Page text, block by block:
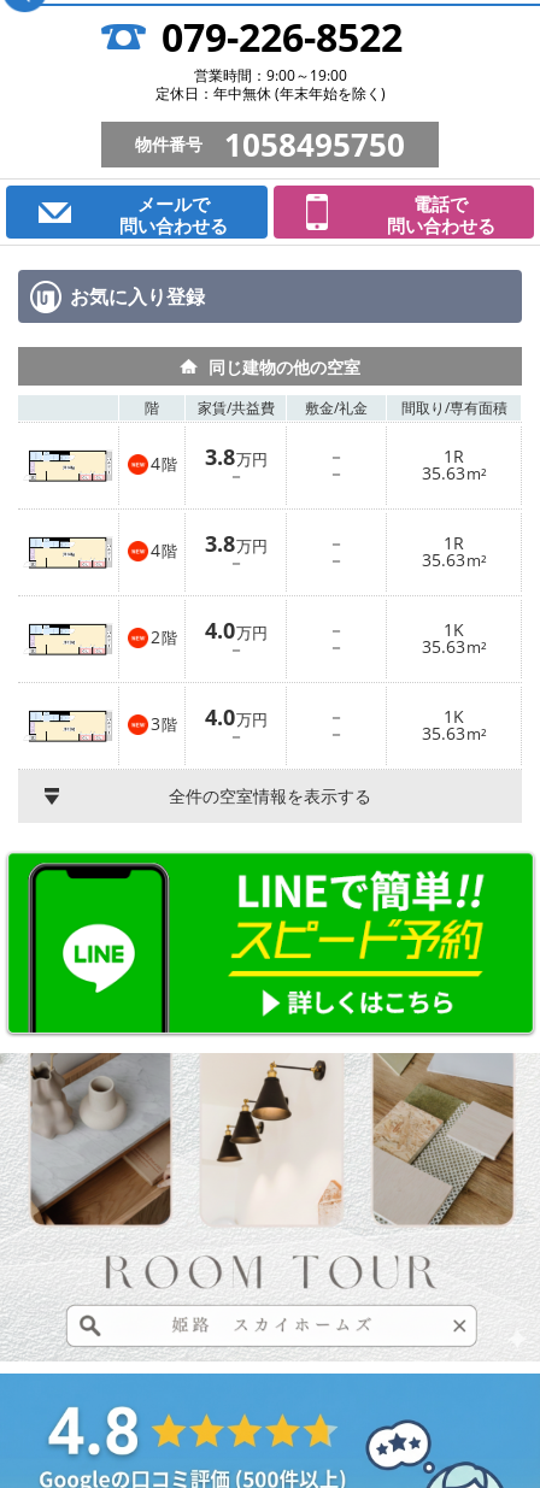
079-226-8522
営業時間：9:00～19:00
定休日：年中無休 (年末年始を除く)
物件番号 1058495750
メールで
問い合わせる
電話で
問い合わせる
お気に入り登録
同じ建物の他の空室
階 家賃/共益費 敷金/礼金 間取り/専有面積
4階 3.8万円
－
－
－
1R
35.63m²
4階 3.8万円
－
－
－
1R
35.63m²
2階 4.0万円
－
－
－
1K
35.63m²
3階 4.0万円
－
－
－
1K
35.63m²
全件の空室情報を表示する